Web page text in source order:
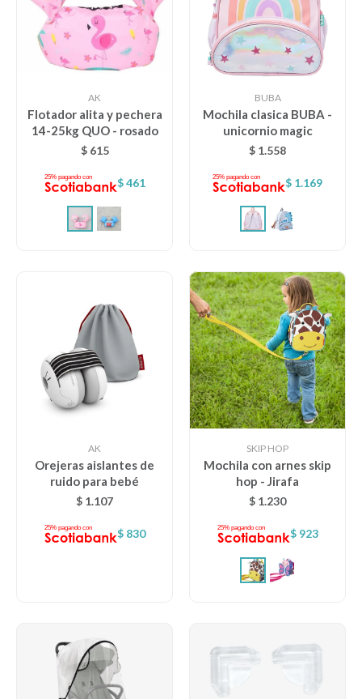
AK
Flotador alita y pechera
14-25kg QUO - rosado
$ 615
$ 461
BUBA
Mochila clasica BUBA -
unicornio magic
$ 1.558
$ 1.169
AK
Orejeras aislantes de
ruido para bebé
$ 1.107
$ 830
SKIP HOP
Mochila con arnes skip
hop - Jirafa
$ 1.230
$ 923